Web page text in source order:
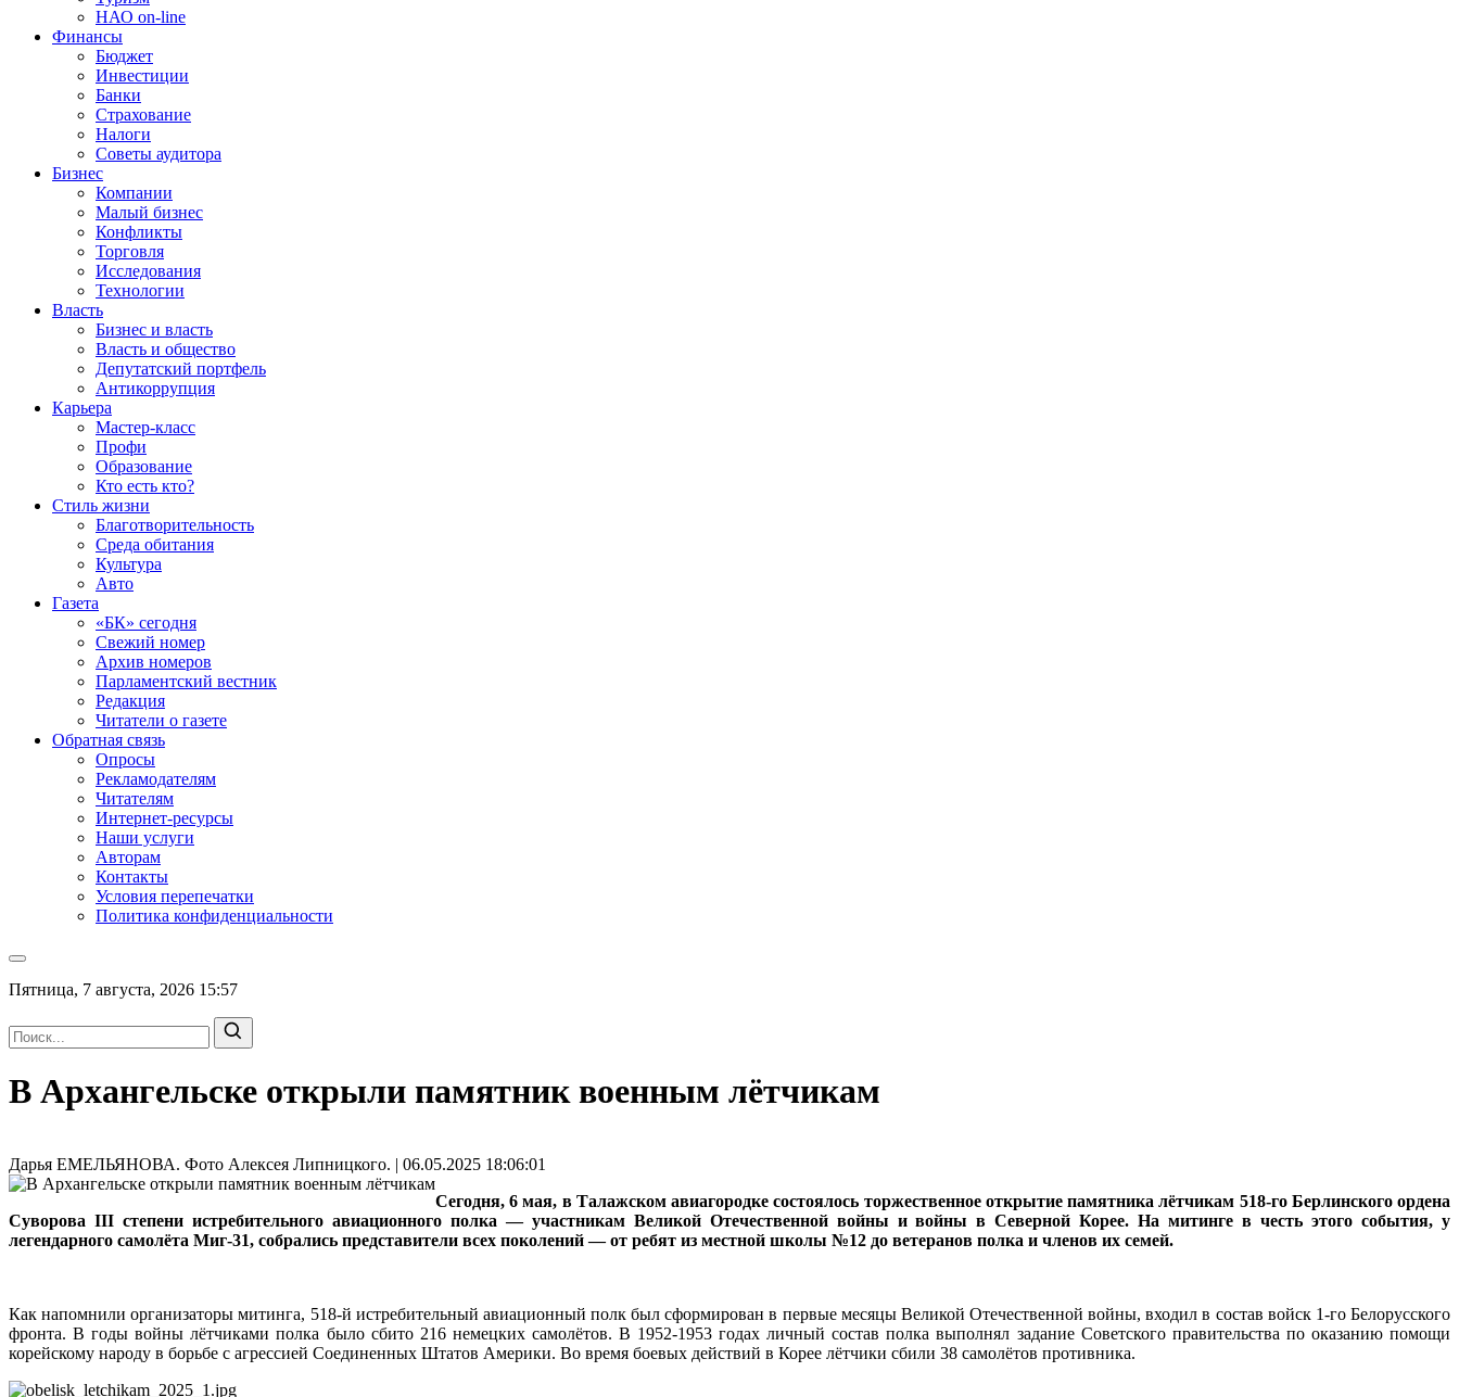
НАО on-line
Финансы
Бюджет
Инвестиции
Банки
Страхование
Налоги
Советы аудитора
Бизнес
Компании
Малый бизнес
Конфликты
Торговля
Исследования
Технологии
Власть
Бизнес и власть
Власть и общество
Депутатский портфель
Антикоррупция
Карьера
Мастер-класс
Профи
Образование
Кто есть кто?
Стиль жизни
Благотворительность
Среда обитания
Культура
Авто
Газета
«БК» сегодня
Свежий номер
Архив номеров
Парламентский вестник
Редакция
Читатели о газете
Обратная связь
Опросы
Рекламодателям
Читателям
Интернет-ресурсы
Наши услуги
Авторам
Контакты
Условия перепечатки
Политика конфиденциальности
Пятница, 7 августа, 2026 15:57
В Архангельске открыли памятник военным лётчикам
Дарья ЕМЕЛЬЯНОВА. Фото Алексея Липницкого. | 06.05.2025 18:06:01
Сегодня, 6 мая, в Талажском авиагородке состоялось торжественное открытие памятника лётчикам 518-го Берлинского ордена
Суворова III степени истребительного авиационного полка — участникам Великой Отечественной войны и войны в Северной Корее. На митинге в честь этого события, у
легендарного самолёта Миг-31, собрались представители всех поколений — от ребят из местной школы №12 до ветеранов полка и членов их семей.
Как напомнили организаторы митинга, 518-й истребительный авиационный полк был сформирован в первые месяцы Великой Отечественной войны, входил в состав войск 1-го Белорусского
фронта. В годы войны лётчиками полка было сбито 216 немецких самолётов. В 1952-1953 годах личный состав полка выполнял задание Советского правительства по оказанию помощи
корейскому народу в борьбе с агрессией Соединенных Штатов Америки. Во время боевых действий в Корее лётчики сбили 38 самолётов противника.